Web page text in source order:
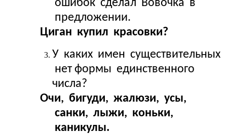
ошибок сделал Вовочка в
предложении.
Циган купил красовки?
У каких имен существительных
нет формы единственного
числа?
Очи, бигуди, жалюзи, усы,
санки, лыжи, коньки,
каникулы.